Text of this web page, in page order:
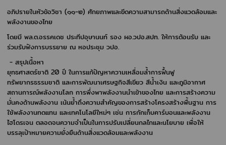
อภิปรายในหัวข้อวิชา (๑๑-๒) ศักยภาพและขีดความสามารถด้านสิ่งแวดล้อมและ
พลังงานของไทย
โดยมี พล.ต.อรรคเดช ประทีปอุษานนท์ รอง ผอ.วปอ.สปท. ให้การต้อนรับ และ
ร่วมรับฟังการบรรยาย ณ หอประชุม วปอ.
- สรุปเนื้อหา
ยุทธศาสตร์ชาติ 20 ปี ในการแก้ปัญหาความเหลื่อมล้ำการฟื้นฟู
ทรัพยากรธรรมชาติ และการพัฒนาเศรษฐกิจสีเขียว สีน้ำเงิน และภูมิอากาศ
สถานการณ์พลังงานโลก การพึ่งพาพลังงานนำเข้าของไทย และการสร้างความ
มั่นคงด้านพลังงาน เน้นย้ำถึงความสำคัญของการสร้างโครงสร้างพื้นฐาน การ
ใช้พลังงานทดแทน และเทคโนโลยีใหม่ๆ เช่น การกักเก็บคาร์บอนและพลังงาน
ไฮโดรเจน ตลอดจนความจำเป็นในการปรับเปลี่ยนกลไกและนโยบาย เพื่อให้
บรรลุเป้าหมายความยั่งยืนด้านสิ่งแวดล้อมและพลังงาน